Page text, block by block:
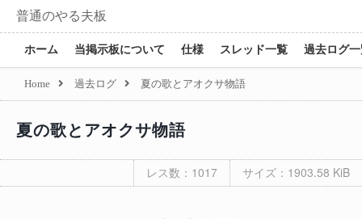
普通のやる夫板
ホーム 当掲示板について 仕様 スレッド一覧 過去ログ
Home 過去ログ 夏の歌とアオクサ物語
夏の歌とアオクサ物語
レス数：1017 サイズ：1903.58 KiB